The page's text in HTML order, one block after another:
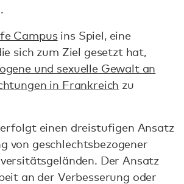
Campusins Spiel, eine
sich zum Ziel gesetzt hat,
und sexuelle Gewalt an
in Frankreich zu
einen dreistufigen Ansatz
von geschlechtsbezogener
Der Ansatz
an der Verbesserung oder